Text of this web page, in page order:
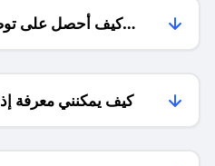
كيف أحصل على
كيف يمكنني معرفة